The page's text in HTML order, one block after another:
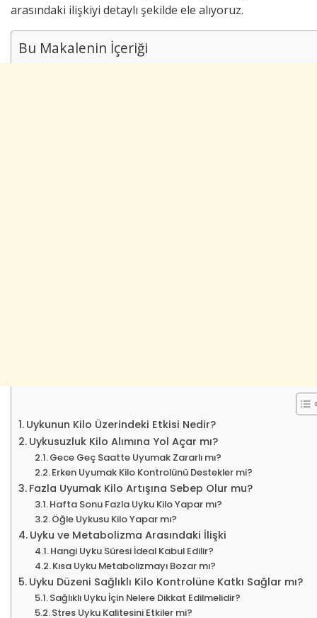
arasındaki ilişkiyi detaylı şekilde ele alıyoruz.
Bu Makalenin İçeriği
Uykunun Kilo Üzerindeki Etkisi Nedir?
Uykusuzluk Kilo Alımına Yol Açar mı?
Gece Geç Saatte Uyumak Zararlı mı?
Erken Uyumak Kilo Kontrolünü Destekler mi?
Fazla Uyumak Kilo Artışına Sebep Olur mu?
Hafta Sonu Fazla Uyku Kilo Yapar mı?
Öğle Uykusu Kilo Yapar mı?
Uyku ve Metabolizma Arasındaki İlişki
Hangi Uyku Süresi İdeal Kabul Edilir?
Kısa Uyku Metabolizmayı Bozar mı?
Uyku Düzeni Sağlıklı Kilo Kontrolüne Katkı Sağlar mı?
Sağlıklı Uyku İçin Nelere Dikkat Edilmelidir?
Stres Uyku Kalitesini Etkiler mi?